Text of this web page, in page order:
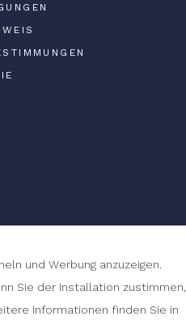
und Werbung anzuzeigen.
Sie der Installation zustimmen,
Informationen finden Sie in